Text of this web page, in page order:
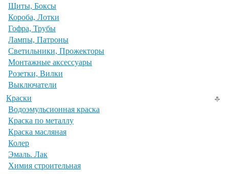
Щиты, Боксы
Короба, Лотки
Гофра, Трубы
Лампы, Патроны
Светильники, Прожекторы
Монтажные аксессуары
Розетки, Вилки
Выключатели
Краски
Водоэмульсионная краска
Краска по металлу
Краска масляная
Колер
Эмаль. Лак
Химия строительная